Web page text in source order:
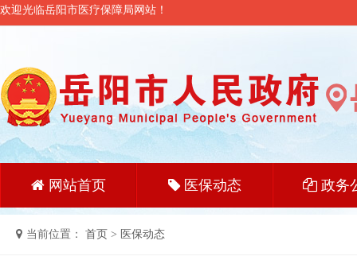
欢迎光临岳阳市医疗保障局网站！
网站首页 医保动态 政务
当前位置： 首页 > 医保动态